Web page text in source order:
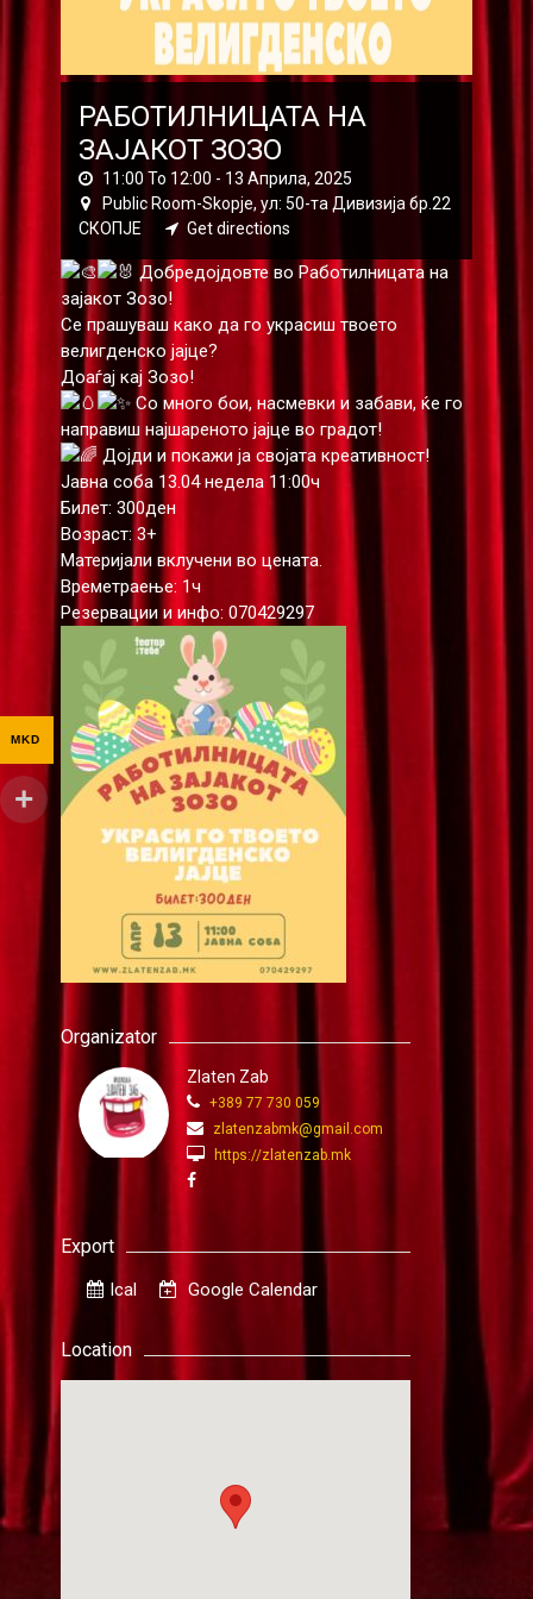
РАБОТИЛНИЦАТА НА
ЗАЈАКОТ ЗОЗО
11:00 To 12:00 - 13 Априла, 2025
Public Room-Skopje, ул: 50-та Дивизија бр.22
СКОПЈЕ
Get directions
Добредојдовте во Работилницата на
зајакот Зозо!
Се прашуваш како да го украсиш твоето
велигденско јајце?
Доаѓај кај Зозо!
Со много бои, насмевки и забави, ќе го
направиш најшареното јајце во градот!
Дојди и покажи ја својата креативност!
Јавна соба 13.04 недела 11:00ч
Билет: 300ден
Возраст: 3+
Материјали вклучени во цената.
Времетраење: 1ч
Резервации и инфо: 070429297
Organizator
Zlaten Zab
+389 77 730 059
zlatenzabmk@gmail.com
https://zlatenzab.mk
Export
Ical Google Calendar
Location
MKD